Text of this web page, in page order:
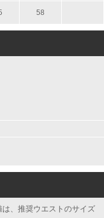
58
、推奨ウエストのサイズ